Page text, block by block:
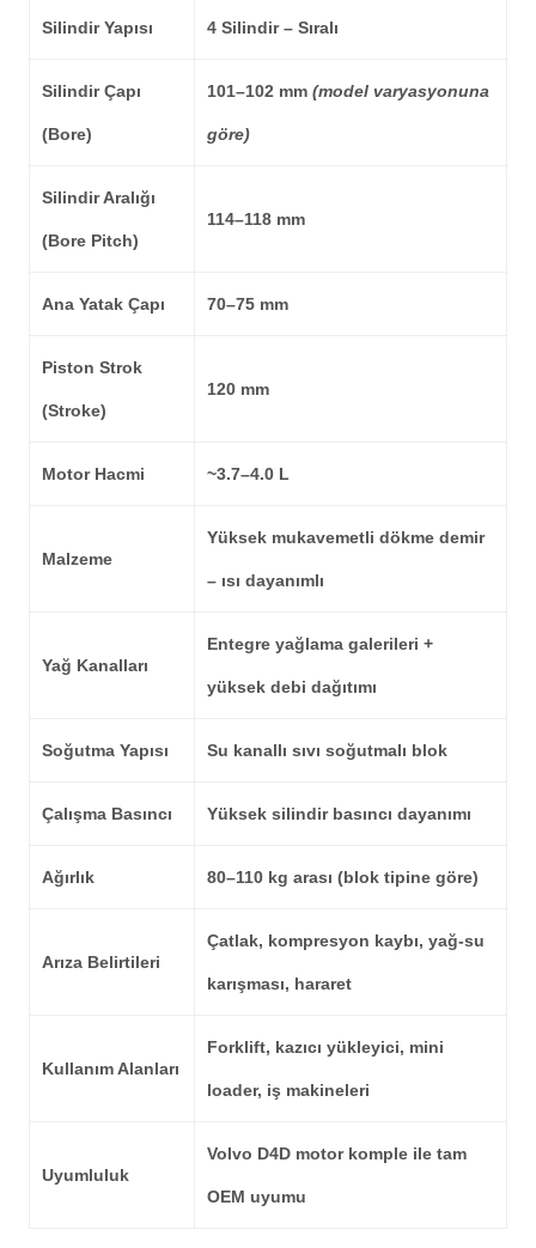
Silindir Yapısı 4 Silindir – Sıralı
Silindir Çapı
(Bore)
101–102 mm (model varyasyonuna
göre)
Silindir Aralığı
(Bore Pitch)
114–118 mm
Ana Yatak Çapı 70–75 mm
Piston Strok
(Stroke)
120 mm
Motor Hacmi ~3.7–4.0 L
Malzeme
Yüksek mukavemetli dökme demir
– ısı dayanımlı
Yağ Kanalları
Entegre yağlama galerileri +
yüksek debi dağıtımı
Soğutma Yapısı Su kanallı sıvı soğutmalı blok
Çalışma Basıncı Yüksek silindir basıncı dayanımı
Ağırlık 80–110 kg arası (blok tipine göre)
Arıza Belirtileri
Çatlak, kompresyon kaybı, yağ-su
karışması, hararet
Kullanım Alanları
Forklift, kazıcı yükleyici, mini
loader, iş makineleri
Uyumluluk
Volvo D4D motor komple ile tam
OEM uyumu